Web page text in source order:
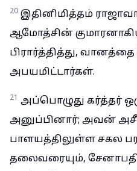
20 இதினிமித்தம்
ஆமோத்சின்
பிரார்த்தித்து,
அபயமிட்டார்கள்.
21 அப்பொழுது கர்த்தர்
அனுப்பினார்; அவன்
பாளயத்திலுள்ள சகல
தலைவரையும்,